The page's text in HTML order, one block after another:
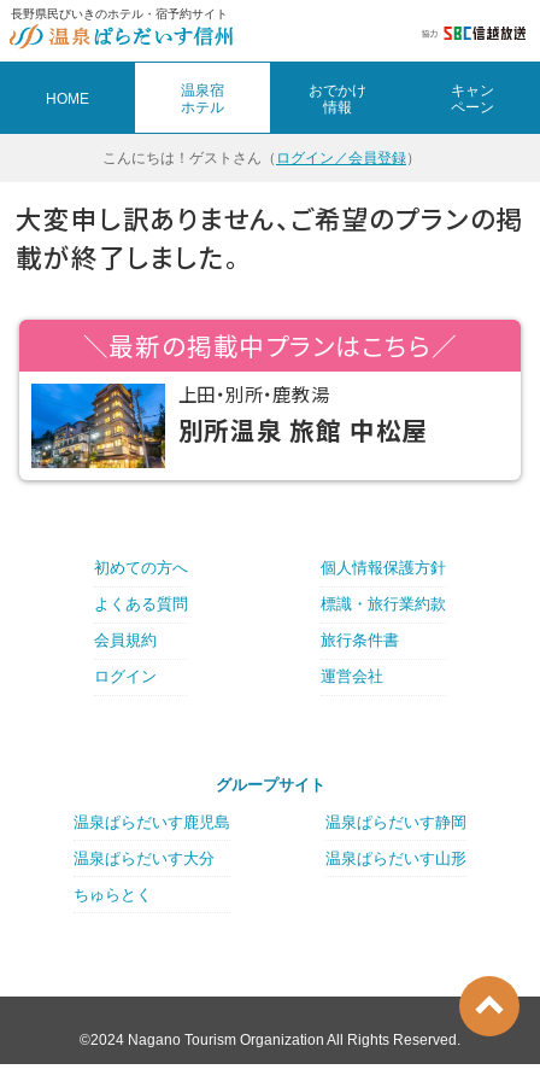
長野県民びいきのホテル・宿予約サイト
HOME
温泉宿
ホテル
おでかけ
情報
キャン
ペーン
こんにちは！ ゲストさん（ ログイン／会員登録）
大変申し訳ありません、ご希望のプランの掲
載が終了しました。
＼最新の掲載中プランはこちら／
上田・別所・鹿教湯
別所温泉 旅館 中松屋
初めての方へ
よくある質問
会員規約
ログイン
個人情報保護方針
標識・旅行業約款
旅行条件書
運営会社
グループサイト
温泉ぱらだいす鹿児島
温泉ぱらだいす大分
ちゅらとく
温泉ぱらだいす静岡
温泉ぱらだいす山形
©2024 Nagano Tourism Organization All Rights Reserved.